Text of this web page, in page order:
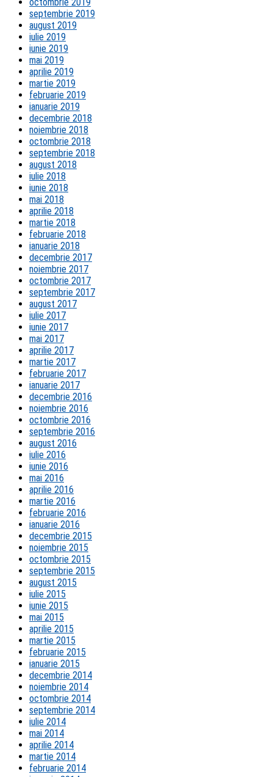
octombrie 2019
septembrie 2019
august 2019
iulie 2019
iunie 2019
mai 2019
aprilie 2019
martie 2019
februarie 2019
ianuarie 2019
decembrie 2018
noiembrie 2018
octombrie 2018
septembrie 2018
august 2018
iulie 2018
iunie 2018
mai 2018
aprilie 2018
martie 2018
februarie 2018
ianuarie 2018
decembrie 2017
noiembrie 2017
octombrie 2017
septembrie 2017
august 2017
iulie 2017
iunie 2017
mai 2017
aprilie 2017
martie 2017
februarie 2017
ianuarie 2017
decembrie 2016
noiembrie 2016
octombrie 2016
septembrie 2016
august 2016
iulie 2016
iunie 2016
mai 2016
aprilie 2016
martie 2016
februarie 2016
ianuarie 2016
decembrie 2015
noiembrie 2015
octombrie 2015
septembrie 2015
august 2015
iulie 2015
iunie 2015
mai 2015
aprilie 2015
martie 2015
februarie 2015
ianuarie 2015
decembrie 2014
noiembrie 2014
octombrie 2014
septembrie 2014
iulie 2014
mai 2014
aprilie 2014
martie 2014
februarie 2014